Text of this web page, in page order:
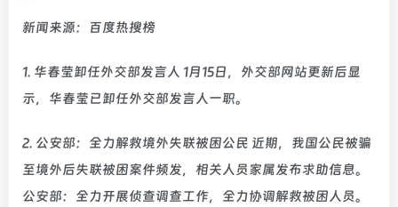
新闻来源：百度热搜榜
1. 华春莹卸任外交部发言人 1月15日，外交部网站更新后显
示，华春莹已卸任外交部发言人一职。
2. 公安部：全力解救境外失联被困公民 近期，我国公民被骗
至境外后失联被困案件频发，相关人员家属发布求助信息。
公安部：全力开展侦查调查工作，全力协调解救被困人员。